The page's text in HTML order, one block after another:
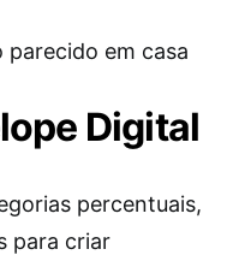
parecido em casa
Digital
percentuais,
para criar